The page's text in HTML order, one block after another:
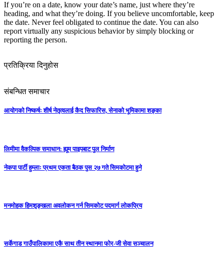
If you’re on a date, know your date’s name, just where they’re
heading, and what they’re doing. If you believe uncomfortable, keep
the date. Never feel obligated to continue the date. You can also
report virtually any suspicious behavior by simply blocking or
reporting the person.
प्रतिक्रिया दिनुहोस
संबन्धित समाचार
आयोगको निष्कर्षः शीर्ष नेतृत्वलाई कैद सिफारिस, सेनाको भूमिकामा शङ्का
लिमीमा वैकल्पिक समाधान: ह्यूम पाइपबाट पुल निर्माण
नेकपा पार्टी हुम्लाः प्रथम एकता बैठक पुस २७ गते सिमकोटमा हुने
मनमोहक हिमशृङ्खला अवलोकन गर्न सिमकोट पदमार्ग लोकप्रिय
सर्केगाड गाउँपालिकामा एकै साथ तीन स्थानमा फोर-जी सेवा सञ्चालन